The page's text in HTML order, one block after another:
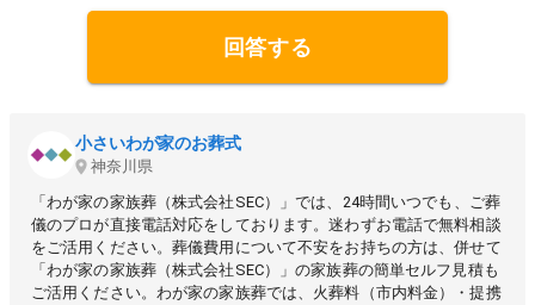
回答する
小さいわが家のお葬式
神奈川県
「わが家の家族葬（株式会社SEC）」では、24時間いつでも、ご葬
儀のプロが直接電話対応をしております。迷わずお電話で無料相談
をご活用ください。葬儀費用について不安をお持ちの方は、併せて
「わが家の家族葬（株式会社SEC）」の家族葬の簡単セルフ見積も
ご活用ください。わが家の家族葬では、火葬料（市内料金）・提携